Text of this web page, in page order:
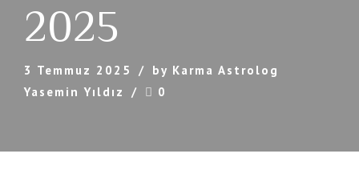
2025
3 Temmuz 2025
by Karma Astrolog
Yasemin Yıldız
0